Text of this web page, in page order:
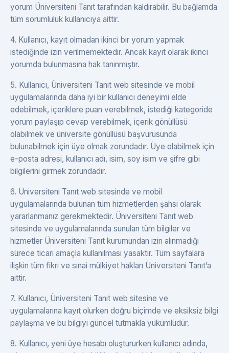
yorum Üniversiteni Tanıt tarafından kaldırabilir. Bu bağlamda
tüm sorumluluk kullanıcıya aittir.
4. Kullanıcı, kayıt olmadan ikinci bir yorum yapmak
istediğinde izin verilmemektedir. Ancak kayıt olarak ikinci
yorumda bulunmasına hak tanınmıştır.
5. Kullanıcı, Üniversiteni Tanıt web sitesinde ve mobil
uygulamalarında daha iyi bir kullanıcı deneyimi elde
edebilmek, içeriklere puan verebilmek, istediği kategoride
yorum paylaşıp cevap verebilmek, içerik gönüllüsü
olabilmek ve üniversite gönüllüsü başvurusunda
bulunabilmek için üye olmak zorundadır. Üye olabilmek için
e-posta adresi, kullanıcı adı, isim, soy isim ve şifre gibi
bilgilerini girmek zorundadır.
6. Üniversiteni Tanıt web sitesinde ve mobil
uygulamalarında bulunan tüm hizmetlerden şahsi olarak
yararlanmanız gerekmektedir. Üniversiteni Tanıt web
sitesinde ve uygulamalarında sunulan tüm bilgiler ve
hizmetler Üniversiteni Tanıt kurumundan izin alınmadığı
sürece ticari amaçla kullanılması yasaktır. Tüm sayfalara
ilişkin tüm fikri ve sınai mülkiyet hakları Üniversiteni Tanıt’a
aittir.
7. Kullanıcı, Üniversiteni Tanıt web sitesine ve
uygulamalarına kayıt olurken doğru biçimde ve eksiksiz bilgi
paylaşma ve bu bilgiyi güncel tutmakla yükümlüdür.
8. Kullanıcı, yeni üye hesabı oluştururken kullanıcı adında,